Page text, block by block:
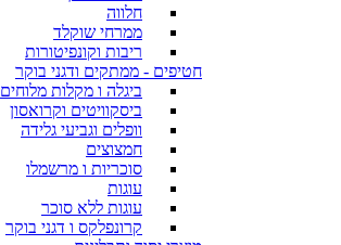
חלווה
ממרחי שוקלד
ריבות וקונפיטורות
חטיפים - ממתקים ודגני בוקר
ביגלה ו מקלות מלוחים
ביסקוויטים וקרואסון
וופלים וגביעי גלידה
חמצוצים
סוכריות ו מרשמלו
עוגות
עוגות ללא סוכר
קרונפלקס ו דגני בוקר